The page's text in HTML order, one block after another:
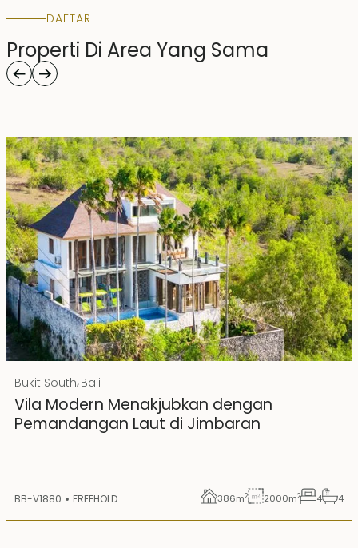
DAFTAR
Properti Di Area Yang Sama
Rp 20000000000 IDR
Hak Milik
Bukit South,Bali
Vila Modern Menakjubkan dengan
Pemandangan Laut di Jimbaran
BB-V1880 FREEHOLD 386m2 2000m2 4 4